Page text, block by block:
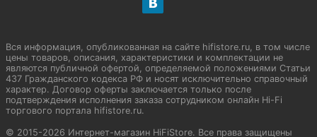
Вся информация, опубликованная на сайте hifistore.ru, в том числе
цены товаров, описания, характеристики и комплектации не
являются публичной офертой, определяемой положениями Статьи
437 Гражданского кодекса РФ и носят исключительно справочный
характер. Договор оферты заключается только после
подтверждения исполнения заказа сотрудником онлайн Hi-Fi
торгового портала hifistore.ru.
© 2015-2026 Интернет-магазин HiFiStore. Все права защищены